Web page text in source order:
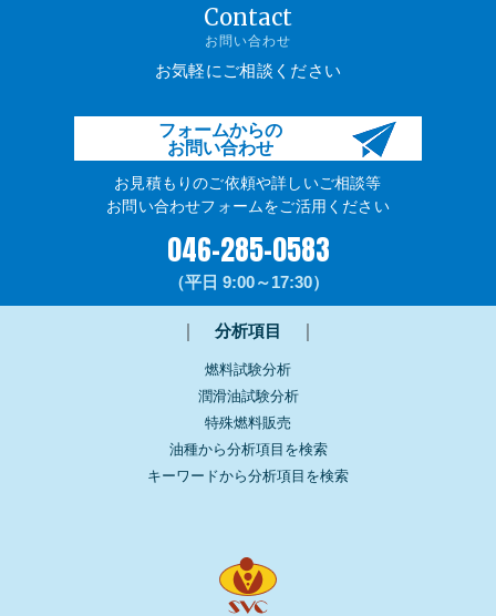
Contact
お問い合わせ
お気軽にご相談ください
フォームからの
お問い合わせ
お見積もりのご依頼や詳しいご相談等
お問い合わせフォームをご活用ください
046-285-0583
（平日 9:00～17:30）
分析項目
燃料試験分析
潤滑油試験分析
特殊燃料販売
油種から分析項目を検索
キーワードから分析項目を検索